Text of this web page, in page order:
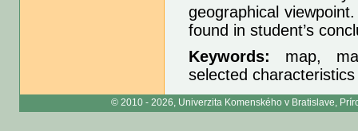
geographical
found in student’s
Keywords: map,
selected
© 2010 - 2026, Univerzita Komenského v Bratislave,